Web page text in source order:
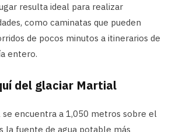
resulta ideal para realizar
como caminatas que pueden
de pocos minutos a itinerarios de
entero.
del glaciar Martial
se encuentra a 1,050 metros sobre el
la fuente de agua potable más